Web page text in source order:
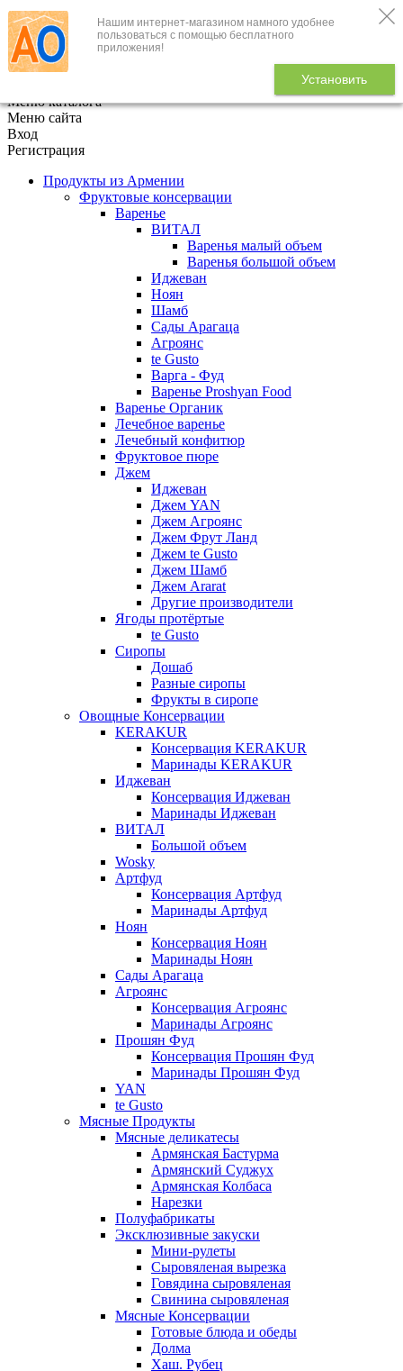
Нашим интернет-магазином намного удобнее
пользоваться с помощью бесплатного
приложения!
Установить
+7 (495) 646-888-1
В корзине
Меню каталога
Меню сайта
Вход
Регистрация
Продукты из Армении
Фруктовые консервации
Варенье
ВИТАЛ
Варенья малый объем
Варенья большой объем
Иджеван
Ноян
Шамб
Сады Арагаца
Агроянс
te Gusto
Варга - Фуд
Варенье Proshyan Food
Варенье Органик
Лечебное варенье
Лечебный конфитюр
Фруктовое пюре
Джем
Иджеван
Джем YAN
Джем Агроянс
Джем Фрут Ланд
Джем te Gusto
Джем Шамб
Джем Ararat
Другие производители
Ягоды протёртые
te Gusto
Сиропы
Дошаб
Разные сиропы
Фрукты в сиропе
Овощные Консервации
KERAKUR
Консервация KERAKUR
Маринады KERAKUR
Иджеван
Консервация Иджеван
Маринады Иджеван
ВИТАЛ
Большой объем
Wosky
Артфуд
Консервация Артфуд
Маринады Артфуд
Ноян
Консервация Ноян
Маринады Ноян
Сады Арагаца
Агроянс
Консервация Агроянс
Маринады Агроянс
Прошян Фуд
Консервация Прошян Фуд
Маринады Прошян Фуд
YAN
te Gusto
Мясные Продукты
Мясные деликатесы
Армянская Бастурма
Армянский Суджух
Армянская Колбаса
Нарезки
Полуфабрикаты
Эксклюзивные закуски
Мини-рулеты
Сыровяленая вырезка
Говядина сыровяленая
Свинина сыровяленая
Мясные Консервации
Готовые блюда и обеды
Долма
Хаш. Рубец